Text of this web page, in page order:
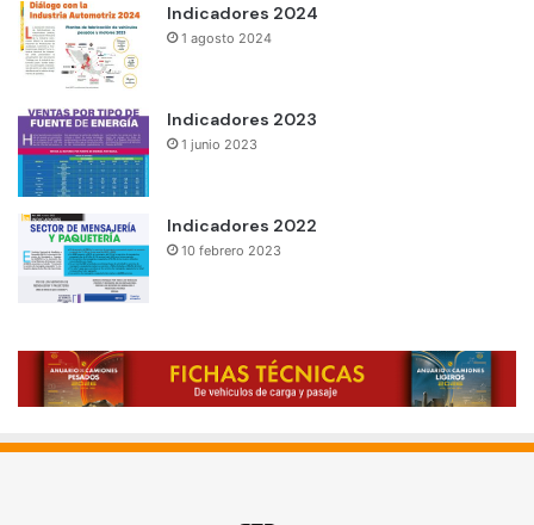
Indicadores 2024
1 agosto 2024
Indicadores 2023
1 junio 2023
Indicadores 2022
10 febrero 2023